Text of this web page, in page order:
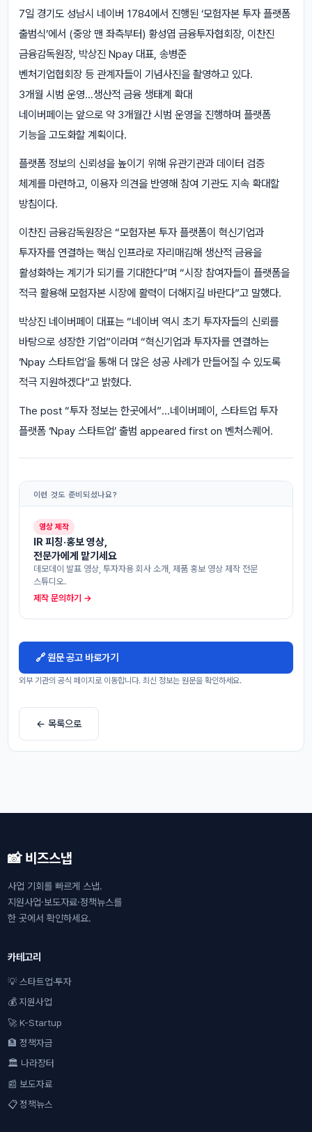
7일 경기도 성남시 네이버 1784에서 진행된 ‘모험자본 투자 플랫폼
출범식’에서 (중앙 맨 좌측부터) 황성엽 금융투자협회장, 이찬진
금융감독원장, 박상진 Npay 대표, 송병준
벤처기업협회장 등 관계자들이 기념사진을 촬영하고 있다.
3개월 시범 운영…생산적 금융 생태계 확대
네이버페이는 앞으로 약 3개월간 시범 운영을 진행하며 플랫폼
기능을 고도화할 계획이다.
플랫폼 정보의 신뢰성을 높이기 위해 유관기관과 데이터 검증
체계를 마련하고, 이용자 의견을 반영해 참여 기관도 지속 확대할
방침이다.
이찬진 금융감독원장은 “모험자본 투자 플랫폼이 혁신기업과
투자자를 연결하는 핵심 인프라로 자리매김해 생산적 금융을
활성화하는 계기가 되기를 기대한다”며 “시장 참여자들이 플랫폼을
적극 활용해 모험자본 시장에 활력이 더해지길 바란다”고 말했다.
박상진 네이버페이 대표는 “네이버 역시 초기 투자자들의 신뢰를
바탕으로 성장한 기업”이라며 “혁신기업과 투자자를 연결하는
‘Npay 스타트업’을 통해 더 많은 성공 사례가 만들어질 수 있도록
적극 지원하겠다”고 밝혔다.
The post “투자 정보는 한곳에서”…네이버페이, 스타트업 투자
플랫폼 ‘Npay 스타트업’ 출범 appeared first on 벤처스퀘어.
이런 것도 준비되셨나요?
영상 제작
IR 피칭·홍보 영상,
전문가에게 맡기세요
데모데이 발표 영상, 투자자용 회사 소개, 제품 홍보 영상 제작 전문
스튜디오.
제작 문의하기 →
🔗 원문 공고 바로가기
외부 기관의 공식 페이지로 이동합니다. 최신 정보는 원문을 확인하세요.
← 목록으로
📸 비즈스냅
사업 기회를 빠르게 스냅.
지원사업·보도자료·정책뉴스를
한 곳에서 확인하세요.
카테고리
💡 스타트업·투자
💰 지원사업
🚀 K-Startup
🏦 정책자금
🏛 나라장터
📰 보도자료
📋 정책뉴스